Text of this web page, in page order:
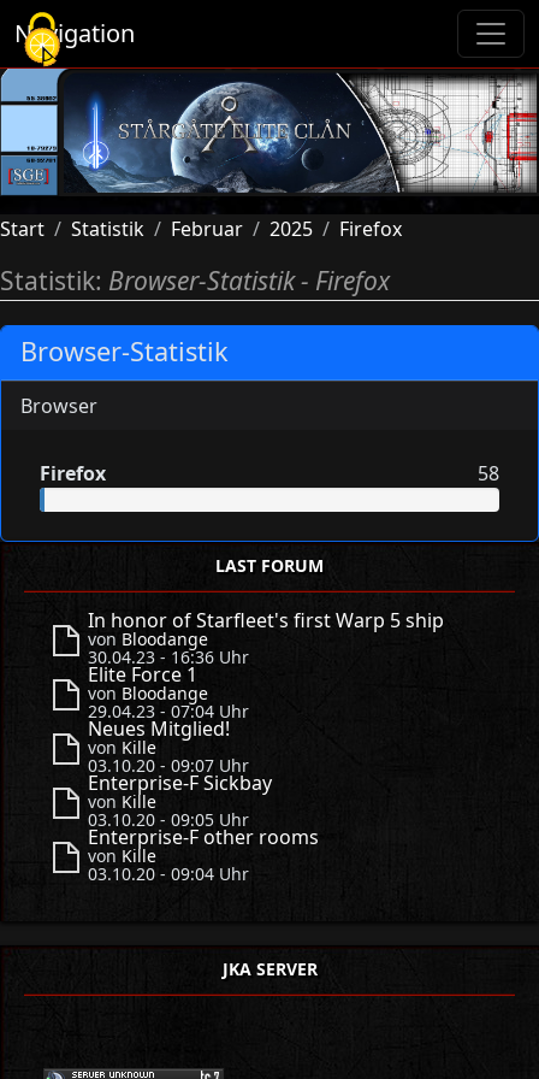
Navigation
Start Statistik Februar 2025 Firefox
Statistik: Browser-Statistik - Firefox
Browser-Statistik
Browser
Firefox 58
LAST FORUM
In honor of Starfleet's first Warp 5 ship
von Bloodange
30.04.23 - 16:36 Uhr
Elite Force 1
von Bloodange
29.04.23 - 07:04 Uhr
Neues Mitglied!
von Kille
03.10.20 - 09:07 Uhr
Enterprise-F Sickbay
von Kille
03.10.20 - 09:05 Uhr
Enterprise-F other rooms
von Kille
03.10.20 - 09:04 Uhr
JKA SERVER
Cookie-Einstellungen